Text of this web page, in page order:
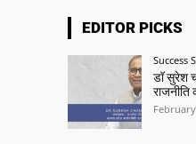
EDITOR PICKS
Success
डॉ सुरेश
राजनीति